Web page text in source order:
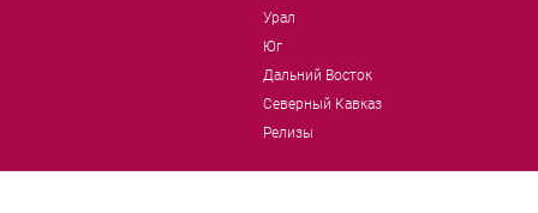
Урал
Юг
Дальний Восток
Северный Кавказ
Релизы